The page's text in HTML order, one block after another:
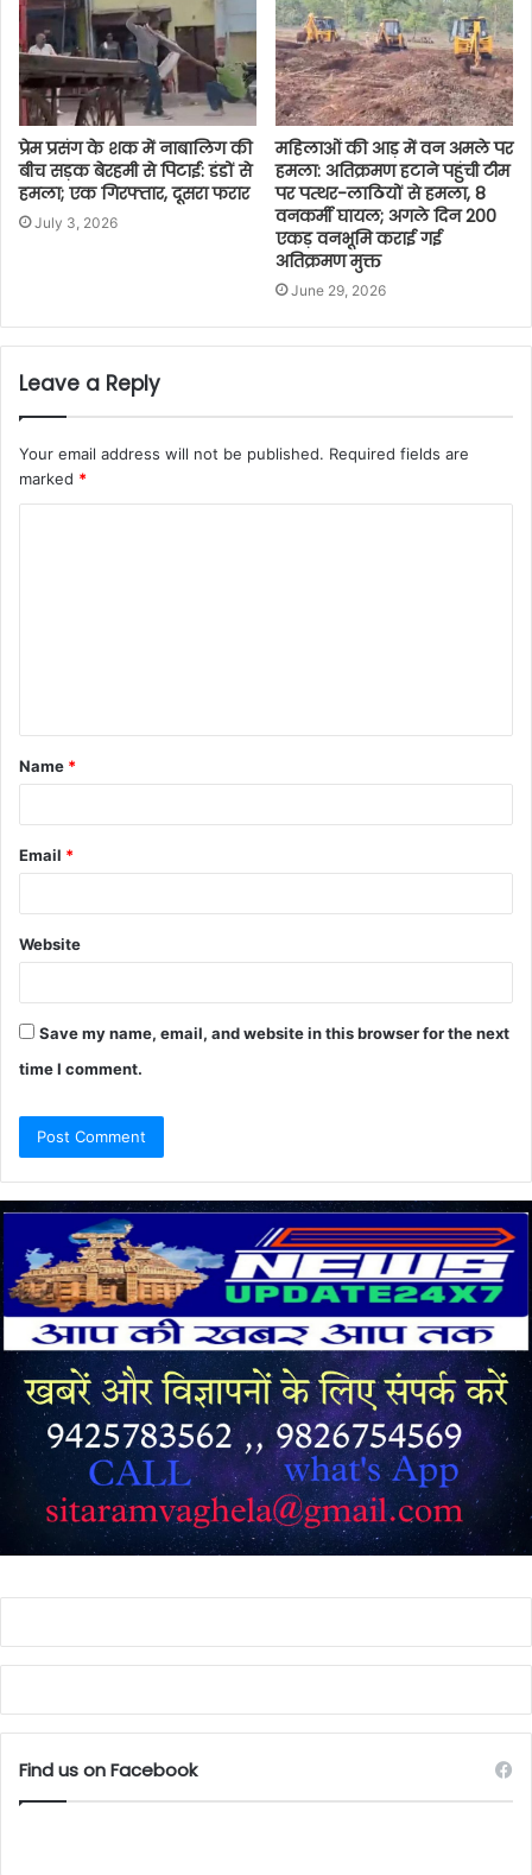
प्रेम प्रसंग के शक में नाबालिग की
बीच सड़क बेरहमी से पिटाई: डंडों से
हमला; एक गिरफ्तार, दूसरा फरार
July 3, 2026
महिलाओं की आड़ में वन अमले पर
हमला: अतिक्रमण हटाने पहुंची टीम
पर पत्थर-लाठियों से हमला, 8
वनकर्मी घायल; अगले दिन 200
एकड़ वनभूमि कराई गई
अतिक्रमण मुक्त
June 29, 2026
Leave a Reply
Your email address will not be published. Required fields are
marked *
t
*
Name *
Email *
Website
Save my name, email, and website in this browser for the next
time I comment.
Find us on Facebook